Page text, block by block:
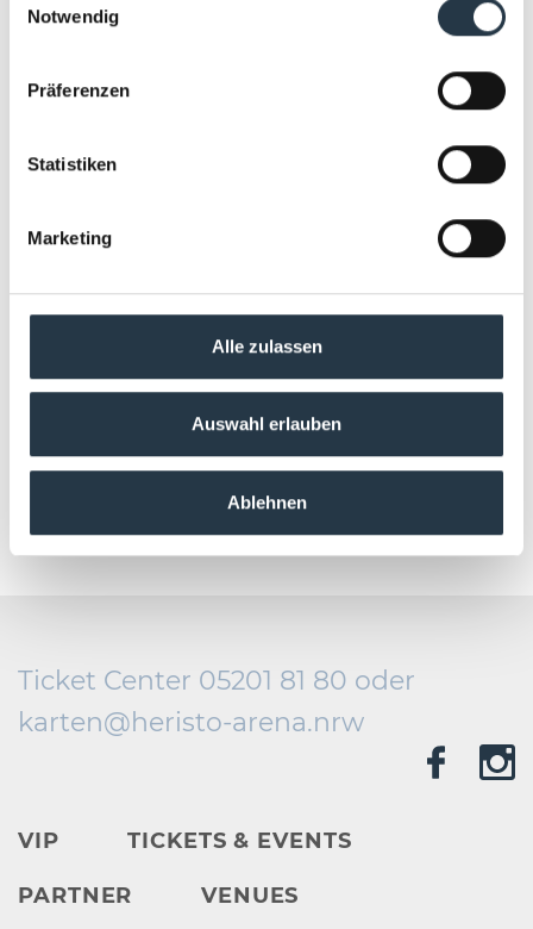
Notwendig
Präferenzen
Statistiken
Marketing
Alle zulassen
Auswahl erlauben
Ablehnen
Ticket Center 05201 81 80 oder
karten@heristo-arena.nrw
VIP TICKETS & EVENTS
PARTNER VENUES